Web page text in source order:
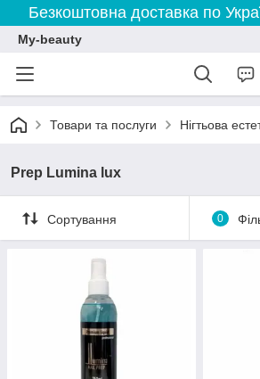
Безкоштовна доставка по
My-beauty
Товари та послуги Нігтьова
Prep Lumina lux
Сортування 0